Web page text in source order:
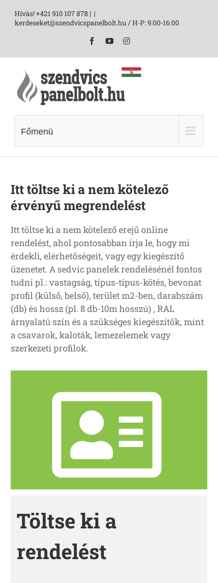
Hívás! +421 910 107 878 | |
kerdeseket@szendvicspanelbolt.hu / H-P: 9:00-16:00
FacebookYouTubeInstagram
Főmenü
Itt töltse ki a nem kötelező
érvényű megrendelést
Itt töltse ki a nem kötelező erejű online
rendelést, ahol pontosabban írja le, hogy mi
érdekli, elérhetőségeit, vagy egy kiegészítő
üzenetet. A sedvic panelek rendelésénél fontos
tudni pl.: vastagság, típus-típus-kötés, bevonat
profil (külső, belső), terület m2-ben, darabszám
(db) és hossz (pl. 8 db-10m hosszú) , RAL
árnyalatú szín és a szükséges kiegészítők, mint
a csavarok, kaloták, lemezelemek vagy
szerkezeti profilok.
Töltse ki a
rendelést